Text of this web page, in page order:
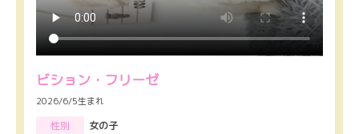
ビション・フリーゼ
2026/6/5生まれ
性別
女の子